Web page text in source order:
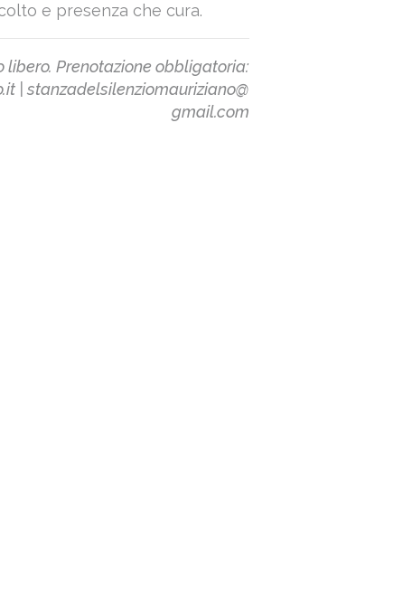
e presenza che cura.
libero. Prenotazione obbligatoria:
| stanzadelsilenziomauriziano@
gmail.com